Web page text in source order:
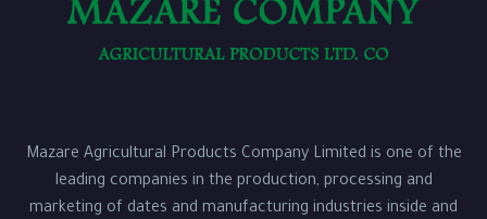
Mazare Agricultural Products Company Limited is one of the
leading companies in the production, processing and
marketing of dates and manufacturing industries inside and